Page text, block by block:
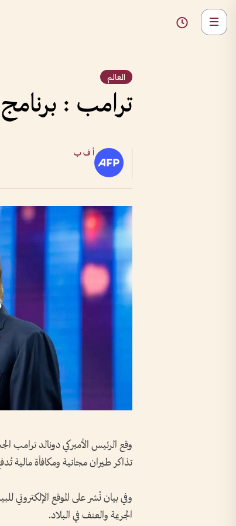
العالم
ترامب :
أ ف ب
وقع الرئيس الأميركي دونالد ترامب
تذاكر طيران مجانية ومكافأة مالية
وفي بيان نُشر على الموقع
الجريمة والعنف في البلاد.